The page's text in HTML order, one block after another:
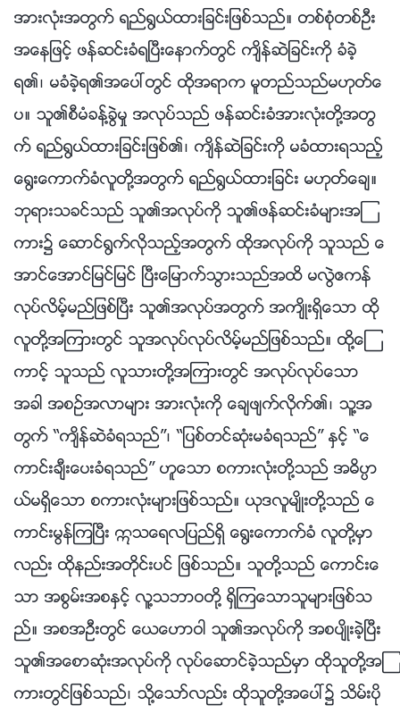
အားလုံးအတြက္ ရည္႐ြယ္ထားျခင္းျဖစ္သည္။ တစ္စုံတစ္ဦး
အေနျဖင့္ ဖန္ဆင္းခံရၿပီးေနာက္တြင္ က်ိန္ဆဲျခင္းကို ခံခဲ့
ရ၏၊ မခံခဲ့ရ၏အေပၚတြင္ ထိုအရာက မူတည္သည္မဟုတ္ေ
ပ။ သူ၏စီမံခန္႔ခြဲမႈ အလုပ္သည္ ဖန္ဆင္းခံအားလုံးတို႔အတြ
က္ ရည္႐ြယ္ထားျခင္းျဖစ္၏၊ က်ိန္ဆဲျခင္းကို မခံထားရသည့္
ေ႐ြးေကာက္ခံလူတို႔အတြက္ ရည္႐ြယ္ထားျခင္း မဟုတ္ေခ်။
ဘုရားသခင္သည္ သူ၏အလုပ္ကို သူ၏ဖန္ဆင္းခံမ်ားအၾ
ကား၌ ေဆာင္႐ြက္လိုသည့္အတြက္ ထိုအလုပ္ကို သူသည္ ေ
အာင္ေအာင္ျမင္ျမင္ ၿပီးေျမာက္သြားသည္အထိ မလြဲဧကန္
လုပ္လိမ့္မည္ျဖစ္ၿပီး သူ၏အလုပ္အတြက္ အက်ိဳးရွိေသာ ထို
လူတို႔အၾကားတြင္ သူအလုပ္လုပ္လိမ့္မည္ျဖစ္သည္။ ထို႔ေၾ
ကာင့္ သူသည္ လူသားတို႔အၾကားတြင္ အလုပ္လုပ္ေသာ
အခါ အစဥ္အလာမ်ား အားလုံးကို ေခ်ဖ်က္လိုက္၏၊ သူ႔အ
တြက္ “က်ိန္ဆဲခံရသည္”၊ “ျပစ္တင္ဆုံးမခံရသည္” ႏွင့္ “ေ
ကာင္းခ်ီးေပးခံရသည္” ဟူေသာ စကားလုံးတို႔သည္ အဓိပၸာ
ယ္မရွိေသာ စကားလုံးမ်ားျဖစ္သည္။ ယုဒလူမ်ိဳးတို႔သည္ ေ
ကာင္းမြန္ၾကၿပီး ဣသေရလျပည္ရွိ ေ႐ြးေကာက္ခံ လူတို႔မွာ
လည္း ထိုနည္းအတိုင္းပင္ ျဖစ္သည္။ သူတို႔သည္ ေကာင္းေ
သာ အစြမ္းအစႏွင့္ လူ႔သဘာဝတို႔ ရွိၾကေသာသူမ်ားျဖစ္သ
ည္။ အစအဦးတြင္ ေယေဟာဝါ သူ၏အလုပ္ကို အစပ်ိဳးခဲ့ၿပီး
သူ၏အေစာဆုံးအလုပ္ကို လုပ္ေဆာင္ခဲ့သည္မွာ ထိုသူတို႔အၾ
ကားတြင္ျဖစ္သည္၊ သို႔ေသာ္လည္း ထိုသူတို႔အေပၚ၌ သိမ္းပို